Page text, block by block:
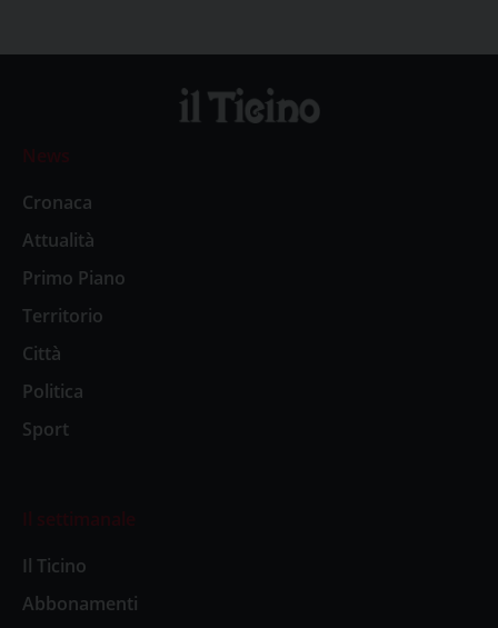
News
Cronaca
Attualità
Primo Piano
Territorio
Città
Politica
Sport
Il settimanale
Il Ticino
Abbonamenti